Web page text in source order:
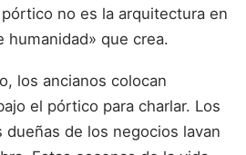
no es la arquitectura en
humanidad» que crea.
los ancianos colocan
el pórtico para charlar. Los
dueñas de los negocios lavan